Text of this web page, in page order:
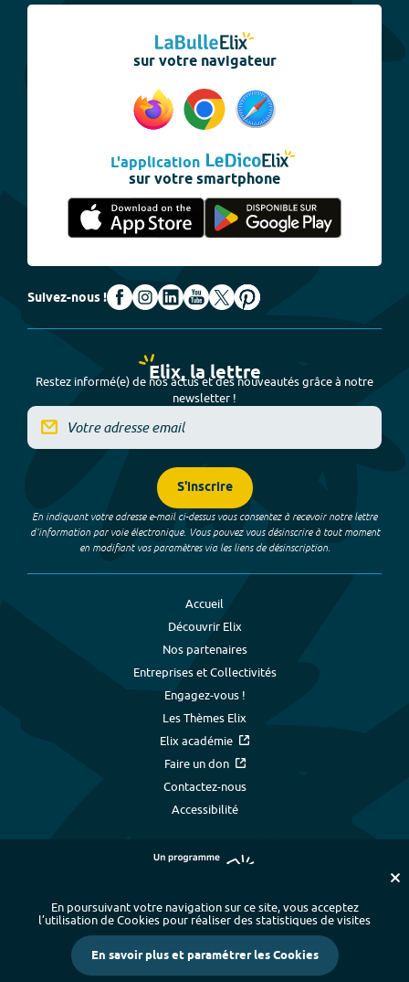
sur votre navigateur
L'application
sur votre smartphone
Suivez-nous !
Elix, la lettre
Restez informé(e) de nos actus et des nouveautés grâce à notre
newsletter !
S'inscrire
En indiquant votre adresse e-mail ci-dessus vous consentez à recevoir notre lettre
d’information par voie électronique. Vous pouvez vous désinscrire à tout moment
en modifiant vos paramètres via les liens de désinscription.
Accueil
Découvrir Elix
Nos partenaires
Entreprises et Collectivités
Engagez-vous !
Les Thèmes Elix
Elix académie
Faire un don
Contactez-nous
Accessibilité
Plan du site - Index alphabétique
-
Mentions légales et données personnelles
- Paramétrer les cookies
Crédits
En poursuivant votre navigation sur ce site, vous acceptez
l’utilisation de Cookies pour réaliser des statistiques de visites
En savoir plus et paramétrer les Cookies